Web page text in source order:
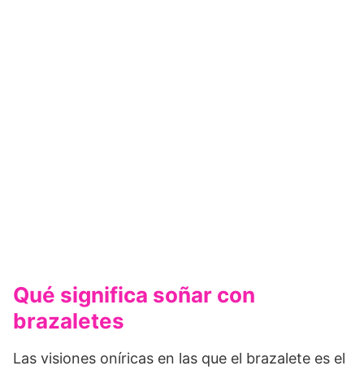
Qué significa soñar con
brazaletes
Las visiones oníricas en las que el brazalete es el